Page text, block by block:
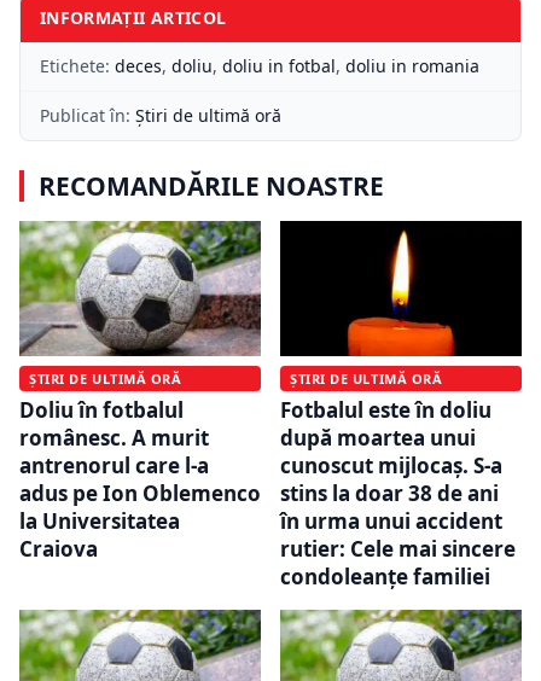
INFORMAȚII ARTICOL
Etichete: deces, doliu, doliu in fotbal, doliu in romania
Publicat în: Știri de ultimă oră
RECOMANDĂRILE NOASTRE
ȘTIRI DE ULTIMĂ ORĂ
Doliu în fotbalul
românesc. A murit
antrenorul care l-a
adus pe Ion Oblemenco
la Universitatea
Craiova
ȘTIRI DE ULTIMĂ ORĂ
Fotbalul este în doliu
după moartea unui
cunoscut mijlocaș. S-a
stins la doar 38 de ani
în urma unui accident
rutier: Cele mai sincere
condoleanțe familiei